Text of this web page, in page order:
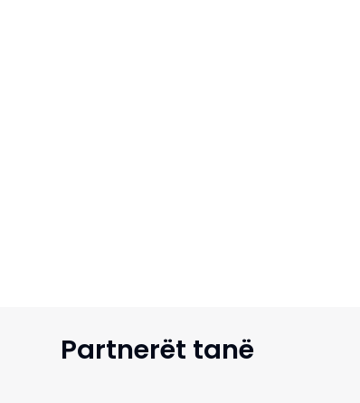
Partnerët tanë